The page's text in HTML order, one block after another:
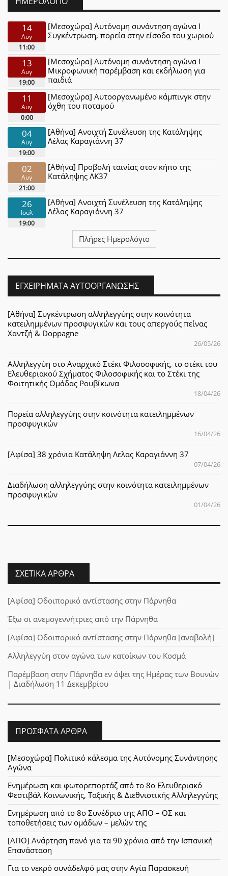
14
Αυγ
11:00
[Μεσοχώρα] Αυτόνομη συνάντηση αγώνα Ι
Συγκέντρωση, πορεία στην είσοδο του χωριού
13
Αυγ
19:00
[Μεσοχώρα] Αυτόνομη συνάντηση αγώνα Ι
Μικροφωνική παρέμβαση και εκδήλωση για
παιδιά
11
Αυγ
0:00
[Μεσοχώρα] Αυτοοργανωμένο κάμπινγκ στην
όχθη του ποταμού
04
Αυγ
19:00
[Αθήνα] Ανοιχτή Συνέλευση της Κατάληψης
Λέλας Καραγιάννη 37
02
Αυγ
21:00
[Αθήνα] Προβολή ταινίας στον κήπο της
Κατάληψης ΛΚ37
26
Ιουλ
19:00
[Αθήνα] Ανοιχτή Συνέλευση της Κατάληψης
Λέλας Καραγιάννη 37
Πλήρες Ημερολόγιο
ΕΓΧΕΙΡΉΜΑΤΑ ΑΥΤΟΟΡΓΆΝΩΣΗΣ
[Αθήνα] Συγκέντρωση αλληλεγγύης στην κοινότητα
κατειλημμένων προσφυγικών και τους απεργούς πείνας
Χαντζή & Doppagne
26/05/26
Αλληλεγγύη στο Αναρχικό Στέκι Φιλοσοφικής, το στέκι του
Ελευθεριακού Σχήματος Φιλοσοφικής και το Στέκι της
Φοιτητικής Ομάδας Ρουβίκωνα
18/04/26
Πορεία αλληλεγγύης στην κοινότητα κατειλημμένων
προσφυγικών
16/04/26
[Αφίσα] 38 χρόνια Κατάληψη Λελας Καραγιάννη 37
07/04/26
Διαδήλωση αλληλεγγύης στην κοινότητα κατειλημμένων
προσφυγικών
01/04/26
ΣΧΕΤΙΚΆ ΆΡΘΡΑ
[Αφίσα] Οδοιπορικό αντίστασης στην Πάρνηθα
Έξω οι ανεμογεννήτριες από την Πάρνηθα
[Αφίσα] Οδοιπορικό αντίστασης στην Πάρνηθα [αναβολή]
Αλληλεγγύη στον αγώνα των κατοίκων του Κοσμά
Παρέμβαση στην Πάρνηθα εν όψει της Ημέρας των Βουνών
| Διαδήλωση 11 Δεκεμβρίου
ΠΡΌΣΦΑΤΑ ΆΡΘΡΑ
[Μεσοχώρα] Πολιτικό κάλεσμα της Αυτόνομης Συνάντησης
Αγώνα
Ενημέρωση και φωτορεπορτάζ από το 8ο Ελευθεριακό
Φεστιβάλ Κοινωνικής, Ταξικής & Διεθνιστικής Αλληλεγγύης
Ενημέρωση από το 8ο Συνέδριο της ΑΠΟ – ΟΣ και
τοποθετήσεις των ομάδων – μελών της
[ΑΠΟ] Ανάρτηση πανό για τα 90 χρόνια από την Ισπανική
Επανάσταση
Για το νεκρό συνάδελφό μας στην Αγία Παρασκευή